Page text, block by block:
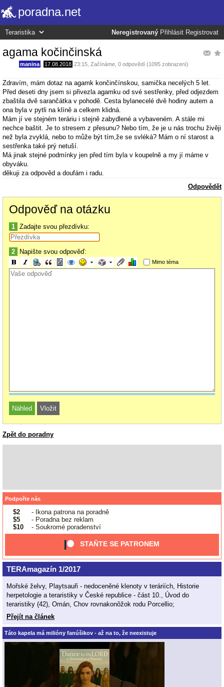
poradna.net
Neregistrovaný Přihlásit Registrovat
agama kočinčinská
manina 17.08.2018 23:15 Začínáme , 0 odpovědí (1095 zobrazení)
Zdravím, mám dotaz na agamk končinčínskou, samička necelých 5 let.
Před deseti dny jsem si přivezla agamku od své sestřenky, před odjezdem
zbaštila dvě sarančátka v pohodě. Cesta bylanecelé dvě hodiny autem a
ona byla v pytli na klíně a celkem klidná.
Mám jí ve stejném teráriu i stejně zabydlené a vybaveném. A stále mi
nechce baštit. Je to stresem z přesunu? Nebo tím, že je u nás trochu živěji
než byla zvyklá, nebo to může být tím,že se svléká? Mám o ní starost a
sestřenka také prý netuší.
Má jinak stejné podmínky jen před tím byla v koupelně a my jí máme v
obyváku.
děkuji za odpověd a doufám i radu.
Odpovědět
Odpověď na otázku
1 Zadajte svou přezdívku:
2 Napište svou odpověď:
Mimo téma
Zpět do poradny
Podpořte nás
$2
- Ikona patrona na poradně
$5
- Poradna bez reklam
$10
- Soukromé poradenství
STAŇTE SE PATRONEM
TERAmagazín 1/2017
Mořské želvy, Playtsauři - nedoceněné klenoty v teráriích, Historie
herpetologie a teraristiky v České republice - část 10., Úvod do
teraristiky (42), Omán, Chov rovnakonôžok rodu Porcellio;
Přejít na článek
Táto kapela má milióny fanúšikov - až na to, že neexistuje